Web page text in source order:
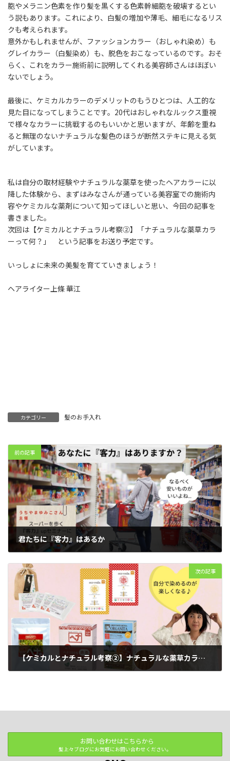
胞やメラニン色素を作り髪を黒くする色素幹細胞を破壊するとい
う説もあります。これにより、白髪の増加や薄毛、細毛になるリス
クも考えられます。
意外かもしれませんが、ファッションカラー（おしゃれ染め）も
グレイカラー（白髪染め）も、脱色をおこなっているのです。おそ
らく、これをカラー施術前に説明してくれる美容師さんはほぼい
ないでしょう。
最後に、ケミカルカラーのデメリットのもうひとつは、人工的な
見た目になってしまうことです。20代はおしゃれなルックス重視
で様々なカラーに挑戦するのもいいかと思いますが、年齢を重ね
ると無理のないナチュラルな髪色のほうが断然ステキに見える気
がしています。
私は自分の取材経験やナチュラルな薬草を使ったヘアカラーに以
降した体験から、まずはみなさんが通っている美容室での施術内
容やケミカルな薬剤について知ってほしいと思い、今回の記事を
書きました。
次回は【ケミカルとナチュラル考察②】「ナチュラルな薬草カラ
ーって何？」 という記事をお送り予定です。
いっしょに未来の美髪を育てていきましょう！
ヘアライター上條 華江
カテゴリー 髪のお手入れ
前の記事
君たちに『客力』はあるか
次の記事
【ケミカルとナチュラル考察②】ナチュラルな薬草カラーとは？
お問い合わせはこちらから
髪上々ブログにお気軽にお問い合わせください。